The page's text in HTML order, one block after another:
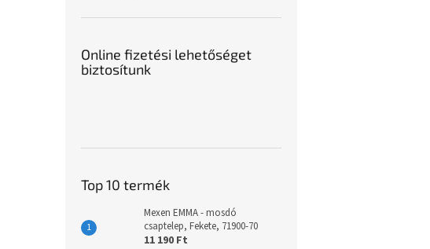
Online fizetési lehetőséget
biztosítunk
Top 10 termék
Mexen EMMA - mosdó
csaptelep, Fekete, 71900-70
11 190 Ft